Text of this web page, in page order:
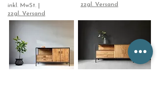
inkl. MwSt.
zzgl. Versand
zzgl. Versand